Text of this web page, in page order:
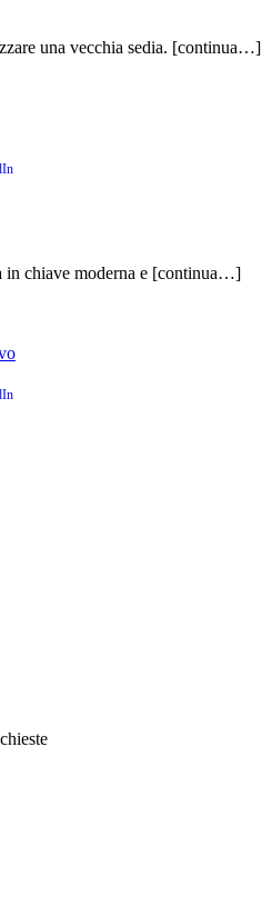
una vecchia sedia. [continua…]
chiave moderna e [continua…]